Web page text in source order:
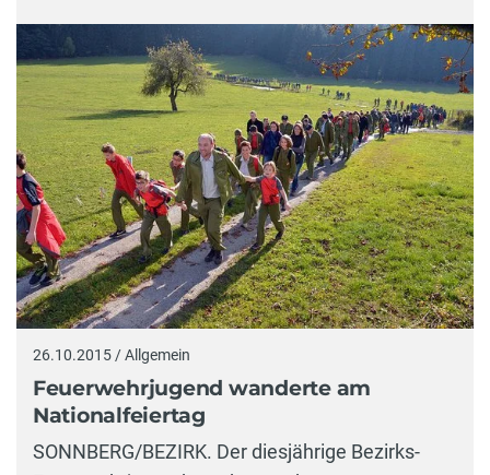
26.10.2015 / Allgemein
Feuerwehrjugend wanderte am
Nationalfeiertag
SONNBERG/BEZIRK. Der diesjährige Bezirks-